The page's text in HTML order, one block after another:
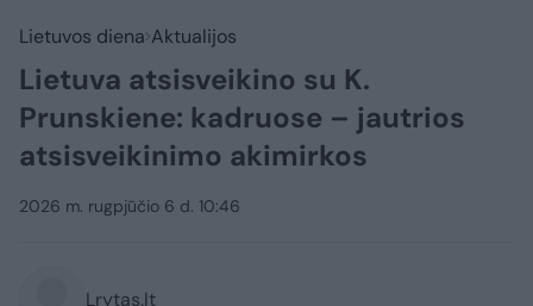
Lietuvos diena Aktualijos
Lietuva atsisveikino su K.
Prunskiene: kadruose – jautrios
atsisveikinimo akimirkos
2026 m. rugpjūčio 6 d. 10:46
Lrytas.lt